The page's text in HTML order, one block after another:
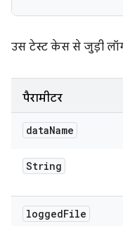
उस टेस्ट केस से जुड़ी
पैरामीटर
dataName
String
loggedFile